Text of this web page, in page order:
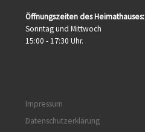
Öffnungszeiten des Heimathauses:
Sonntag und Mittwoch
15:00 - 17:30 Uhr.
Impressum
Datenschutzerklärung